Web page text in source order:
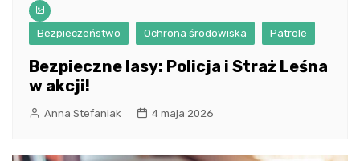
Bezpieczeństwo Ochrona środowiska Patrole
Bezpieczne lasy: Policja i Straż Leśna
w akcji!
Anna Stefaniak 4 maja 2026